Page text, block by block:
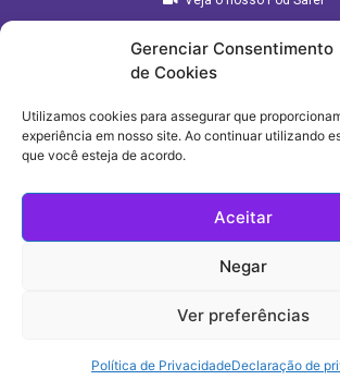
Gerenciar Consentimento
de Cookies
Utilizamos cookies para assegurar que
experiência em nosso site. Ao continuar utilizando
que você esteja de acordo.
Aceitar
Negar
Ver preferências
Política de PrivacidadeDeclaração de
e-Safer (C) Todos os direitos reservados |